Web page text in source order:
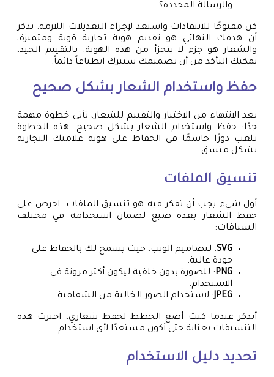
والرسالة المحددة؟
كن مفتوحًا للانتقادات واستعد لإجراء التعديلات اللازمة. تذكر
أن هدفك النهائي هو تقديم هوية تجارية قوية ومتميزة،
والشعار هو جزء لا يتجزأ من هذه الهوية. بالتقييم الجيد،
يمكنك التأكد من أن تصميمك سيترك انطباعاً دائماً.
حفظ واستخدام الشعار بشكل صحيح
بعد الانتهاء من الاختبار والتقييم للشعار، تأتي خطوة مهمة
جدًا: حفظ واستخدام الشعار بشكل صحيح. هذه الخطوة
تلعب دورًا حاسمًا في الحفاظ على هوية علامتك التجارية
بشكل متسق.
تنسيق الملفات
أول شيء يجب أن تفكر فيه هو تنسيق الملفات. احرص على
حفظ الشعار بعدة صيغ لضمان استخدامه في مختلف
السياقات:
SVG: لتصاميم الويب، حيث يسمح لك بالحفاظ على
جودة عالية.
PNG: للصورة بدون خلفية ليكون أكثر مرونة في
الاستخدام.
JPEG: لاستخدام الصور الخالية من الشفافية.
أتذكر عندما كنت أضع الخطط لحفظ شعاري، اخترت هذه
التنسيقات بعناية حتى أكون مستعدًا لأي استخدام.
تحديد دليل الاستخدام